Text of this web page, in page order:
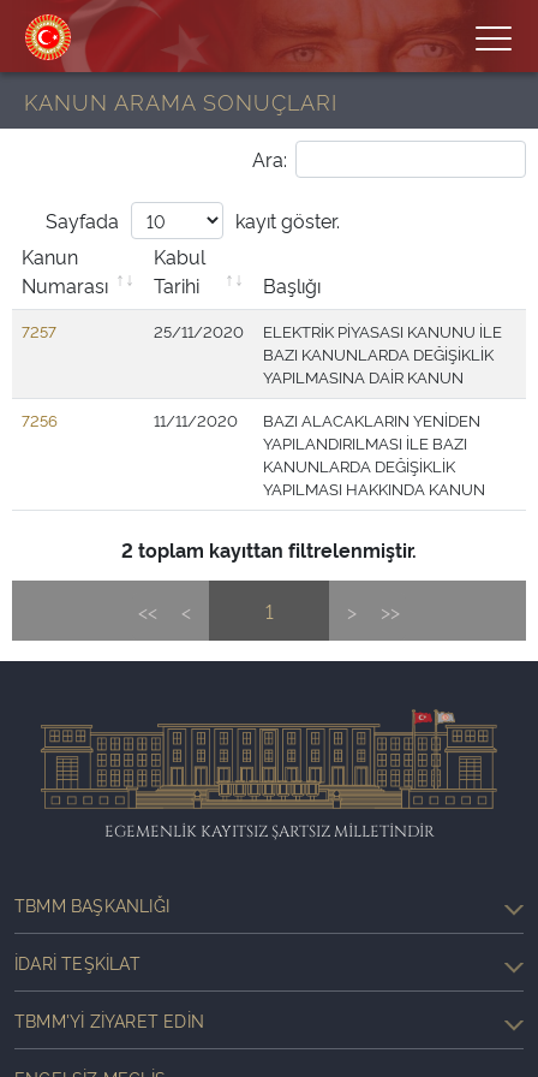
KANUN ARAMA SONUÇLARI
Ara:
Sayfada
kayıt göster.
Kanun
Numarası
Kabul
Tarihi
Başlığı
7257 25/11/2020
ELEKTRİK PİYASASI KANUNU İLE
BAZI KANUNLARDA DEĞİŞİKLİK
YAPILMASINA DAİR KANUN
7256
11/11/2020
BAZI ALACAKLARIN YENİDEN
YAPILANDIRILMASI İLE BAZI
KANUNLARDA DEĞİŞİKLİK
YAPILMASI HAKKINDA KANUN
2 toplam kayıttan filtrelenmiştir.
<< < 1 > >>
EGEMENLİK KAYITSIZ ŞARTSIZ MİLLETİNDİR
TBMM BAŞKANLIĞI
İDARI TEŞKILAT
TBMM'YI ZIYARET EDIN